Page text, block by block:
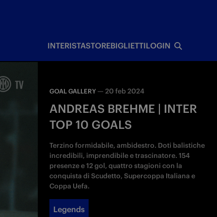
INTERISTASTOREBIGLIETTILOGIN
GOAL GALLERY —20 feb 2024
ANDREAS BREHME | INTER
TOP 10 GOALS
Terzino formidabile, ambidestro. Doti balistiche
incredibili, imprendibile e trascinatore. 154
presenze e 12 gol, quattro stagioni con la
conquista di Scudetto, Supercoppa Italiana e
Coppa Uefa.
Legends